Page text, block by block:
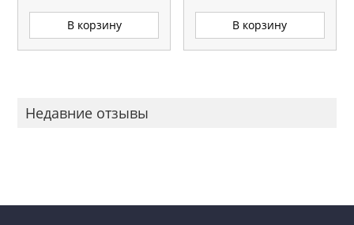
В корзину В корзину
Недавние отзывы